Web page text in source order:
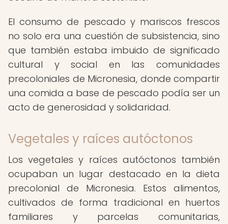
El consumo de pescado y mariscos frescos
no solo era una cuestión de subsistencia, sino
que también estaba imbuido de significado
cultural y social en las comunidades
precoloniales de Micronesia, donde compartir
una comida a base de pescado podía ser un
acto de generosidad y solidaridad.
Vegetales y raíces autóctonos
Los vegetales y raíces autóctonos también
ocupaban un lugar destacado en la dieta
precolonial de Micronesia. Estos alimentos,
cultivados de forma tradicional en huertos
familiares y parcelas comunitarias,